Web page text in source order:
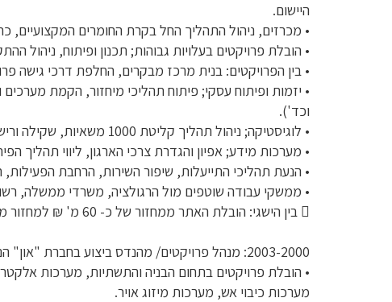
היישום.
• מכרזים, ניהול התהליך החל בקרת החומרים
• הובלת פרויקטים בעלויות גבוהות; תכנון ופיתוח, ניהול
• בין הפרויקטים: בנית מרכז מבקרים, החלפת דרכי גישה
• יזמות ופיתוח עסקי; פיתוח תהליכי מיחזור, הקמת מערכים
וכד').
• לוגיסטיקה; ניהול תהליך קליטת 1000 משאיות, שקילה ורישום, שינוע לרחבי הארץ.
• מערכות מידע; אפיון והגדרת צרכי הארגון, ליווי
• הנעת תהליכי התייעלות, שיפור השירות, הרחבת הפעילות,
• ממשקי עבודה שוטפים מול הרגולציה, משרדי ממשלה,
 בין הישגי: הובלת האתר ממחזור של כ- 60 מ' ₪ למחזור מעל 300 מ' ₪.
2003-2000: מנהל פרויקטים/ מהנדס ביצוע בחברת "און" הנדסת אינסטלציה ומיזוג אויר בע"מ.
• הובלת פרויקטים בתחום הבניה והתשתיות, מערכות
מערכות כיבוי אש, מערכות מיזוג אויר.